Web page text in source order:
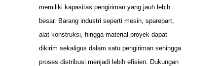
memiliki kapasitas pengiriman yang jauh lebih
besar. Barang industri seperti mesin, sparepart,
alat konstruksi, hingga material proyek dapat
dikirim sekaligus dalam satu pengiriman sehingga
proses distribusi menjadi lebih efisien. Dukungan